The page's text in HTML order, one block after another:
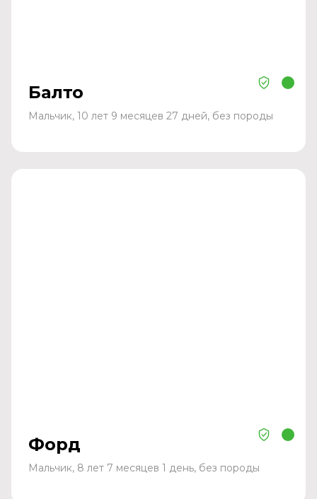
Балто
Мальчик, 10 лет 9 месяцев 27 дней, без породы
Форд
Мальчик, 8 лет 7 месяцев 1 день, без породы